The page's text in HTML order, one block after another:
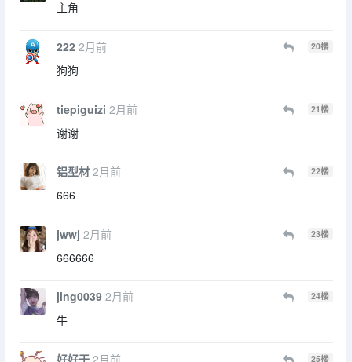
主角
222 2月前 20楼
狗狗
tiepiguizi 2月前 21楼
谢谢
铝型材 2月前 22楼
666
jwwj 2月前 23楼
666666
jing0039 2月前 24楼
牛
好好干 2月前 25楼